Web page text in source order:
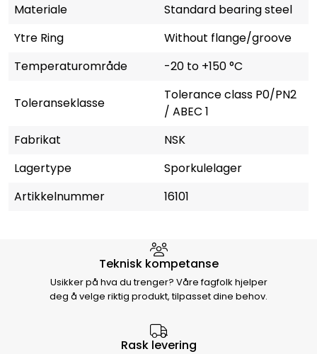
Materiale
Standard bearing steel
Ytre Ring
Without flange/groove
Temperaturområde
-20 to +150 °C
Toleranseklasse
Tolerance class P0/PN2
/ ABEC 1
Fabrikat
NSK
Lagertype
Sporkulelager
Artikkelnummer
16101
Hvorfor velge Storm Halvorsen
Teknisk kompetanse
Usikker på hva du trenger? Våre fagfolk hjelper
deg å velge riktig produkt, tilpasset dine behov.
Rask levering